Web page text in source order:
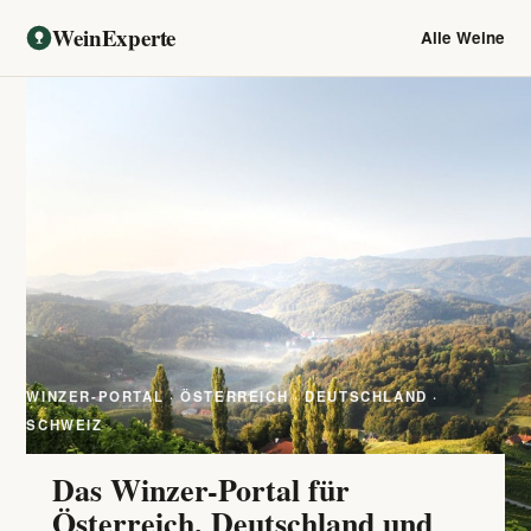
WeinExperte Alle Weine
WINZER-PORTAL · ÖSTERREICH · DEUTSCHLAND ·
SCHWEIZ
Das Winzer-Portal für